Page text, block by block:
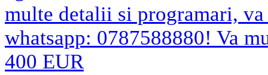
multe detalii si programari,
whatsapp: 0787588880! Va
400 EUR